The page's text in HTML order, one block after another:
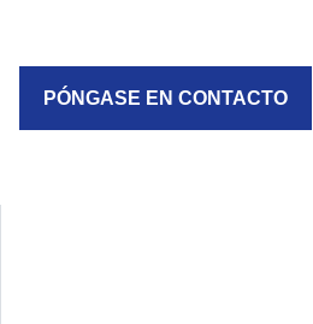
PÓNGASE EN CONTACTO